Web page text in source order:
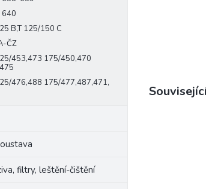
640
B,T 125/150 C
ČZ
453,473 175/450,470
476,488 175/477,487,471,
filtry, leštění-čištění